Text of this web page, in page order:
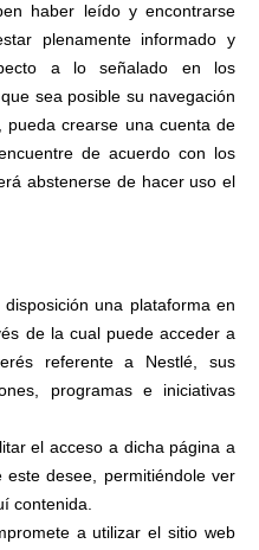
haber leído y encontrarse
plenamente informado y
a lo señalado en los
sea posible su navegación
pueda crearse una cuenta de
de acuerdo con los
abstenerse de hacer uso el
una plataforma en
de la cual puede acceder a
referente a Nestlé, sus
programas e iniciativas
el acceso a dicha página a
este desee, permitiéndole ver
contenida.
a utilizar el sitio web